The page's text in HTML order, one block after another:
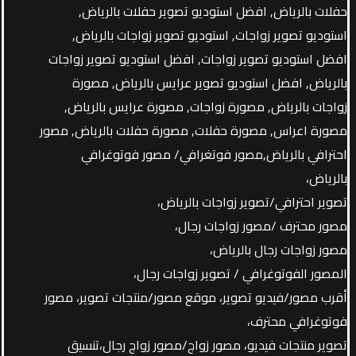
حفلات بالرياض, افضل استوديو تصوير حفلات بالرياض,
استوديو تصوير زواجات, استوديو تصوير زواجات بالرياض,
افضل استوديو تصوير زواجات, افضل استوديو تصوير زواجات
بالرياض, افضل استوديو تصوير عرايس بالرياض, مصورة
زواجات بالرياض, مصورة زواجات, مصورة عرايس بالرياض,
مصورة اعراس, مصورة حفلات, مصورة حفلات بالرياض, مصور
احترافي بالرياض,مصور فوتغرافي/ مصور فوتوغرافي
بالرياض،
تصوير احترافي/تصوير زواجات بالرياض،
مصور محترف /مصور زواجات رجال،
مصور زواجات رجال بالرياض،
المصور الفوتوغرافي / تصوير زواجات رجال،
أقرب مصور/فيديو تصوير، موقع مصور/منتجات تصوير، مصور
فوتوغرافي محترف،
تصوير منتجات فيديو، مصور زواج/مصور زواج رجال،تنسيق